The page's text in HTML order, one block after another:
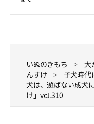
いぬのきもち 犬
んすけ
子犬時代
犬は、遊ばない成犬
け」vol.310